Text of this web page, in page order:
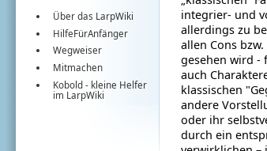
Über das LarpWiki
HilfeFürAnfänger
Wegweiser
Mitmachen
Kobold - kleine Helfer
im LarpWiki
integrier- und
allerdings zu
allen Cons
gesehen wird -
auch
klassischen
andere
oder ihr
durch ein